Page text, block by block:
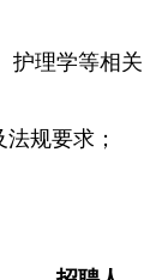
护理学等相关
规要求；